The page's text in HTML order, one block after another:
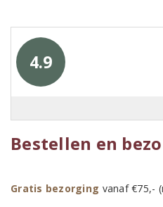
4.9
Bestellen en
Gratis bezorging vanaf €75,-